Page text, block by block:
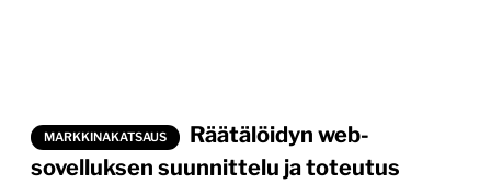
MARKKINAKATSAUS
Räätälöidyn web-
sovelluksen suunnittelu ja toteutus